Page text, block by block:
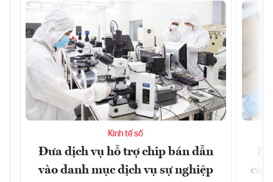
Kinh tế số
Đưa dịch vụ hỗ trợ chip bán dẫn
vào danh mục dịch vụ sự nghiệp